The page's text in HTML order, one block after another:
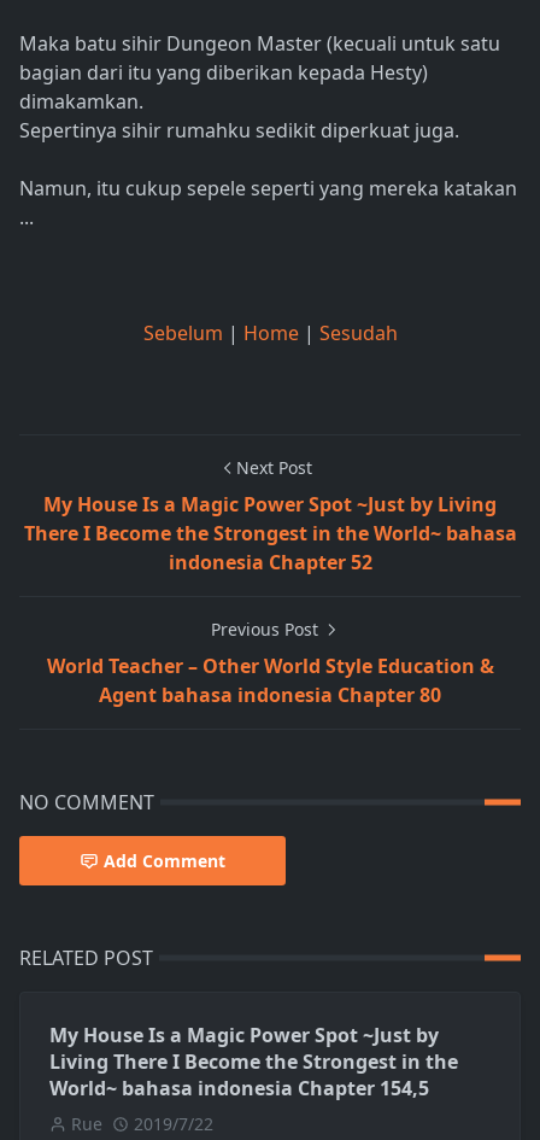
Maka batu sihir Dungeon Master (kecuali untuk satu
bagian dari itu yang diberikan kepada Hesty)
dimakamkan.
Sepertinya sihir rumahku sedikit diperkuat juga.
Namun, itu cukup sepele seperti yang mereka katakan
...
Sebelum | Home | Sesudah
Next Post
My House Is a Magic Power Spot ~Just by Living
There I Become the Strongest in the World~ bahasa
indonesia Chapter 52
Previous Post
World Teacher – Other World Style Education &
Agent bahasa indonesia Chapter 80
NO COMMENT
Add Comment
RELATED POST
My House Is a Magic Power Spot ~Just by
Living There I Become the Strongest in the
World~ bahasa indonesia Chapter 154,5
Rue 2019/7/22